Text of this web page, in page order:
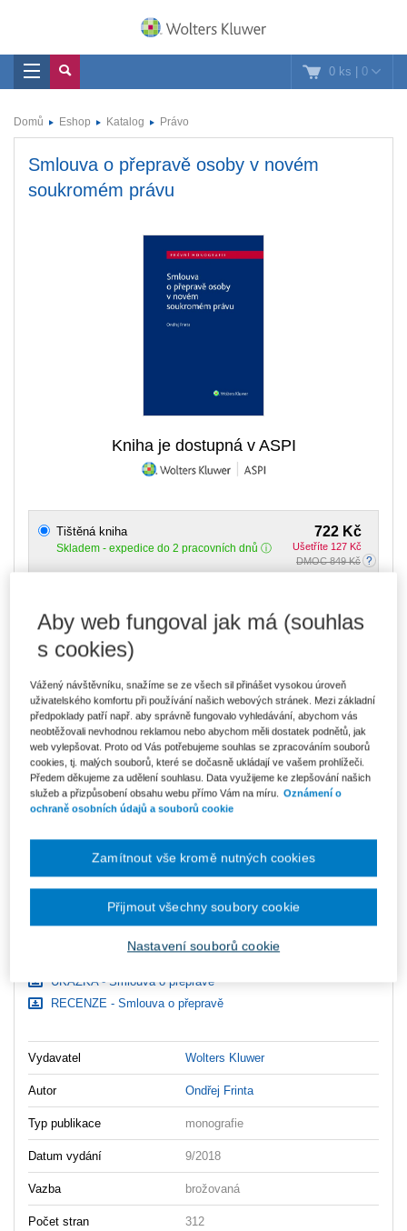
0 ks | 0
Domů Eshop Katalog Právo
Smlouva o přepravě osoby v novém
soukromém právu
Kniha je dostupná v ASPI
722 Kč
Ušetříte 127 Kč
DMOC 849 Kč
Tištěná kniha
Skladem - expedice do 2 pracovních dnů
V prodeji - ihned k dispozici
Co je Smarteca?
Kde najdu soubory e-knih?
1 029 Kč
Ušetříte 542 Kč
DMOC 1 571 Kč
Balíček - Tištěná kniha + E-kniha
Smarteca + soubory ke stažení
Skladem - expedice do 2 pracovních dnů
Co je Smarteca?
Upozorňujeme, že v období od 1.8. do 21.8. z technických
důvodů nemůžeme vystavovat daňové doklady. Budou vám
ks Vložit do košíku
Ceny jsou včetně DPH
Ke stažení
UKÁZKA - Smlouva o přepravě
RECENZE - Smlouva o přepravě
Vydavatel Wolters Kluwer
Autor Ondřej Frinta
Typ publikace monografie
Datum vydání 9/2018
Vazba brožovaná
Počet stran 312
Aby web fungoval jak má (souhlas
s cookies)
Vážený návštěvníku, snažíme se ze všech sil přinášet vysokou úroveň
uživatelského komfortu při používání našich webových stránek. Mezi základní
předpoklady patří např. aby správně fungovalo vyhledávání, abychom vás
neobtěžovali nevhodnou reklamou nebo abychom měli dostatek podnětů, jak
web vylepšovat. Proto od Vás potřebujeme souhlas se zpracováním souborů
cookies, tj. malých souborů, které se dočasně ukládají ve vašem prohlížeči.
Předem děkujeme za udělení souhlasu. Data využijeme ke zlepšování našich
služeb a přizpůsobení obsahu webu přímo Vám na míru.
Oznámení o
ochraně osobních údajů a souborů cookie
Nastavení souborů cookie
Zamítnout vše kromě nutných cookies
Přijmout všechny soubory cookie